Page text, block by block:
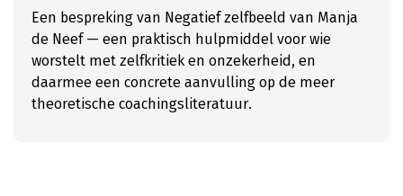
Een bespreking van Negatief zelfbeeld van Manja
de Neef — een praktisch hulpmiddel voor wie
worstelt met zelfkritiek en onzekerheid, en
daarmee een concrete aanvulling op de meer
theoretische coachingsliteratuur.